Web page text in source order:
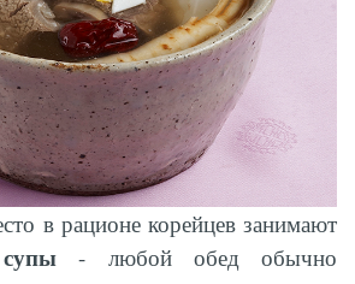
в рационе корейцев занимают
супы - любой обед обычно